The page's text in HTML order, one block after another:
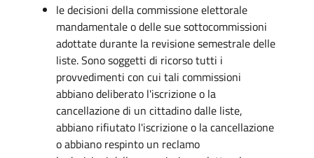
le decisioni della commissione elettorale
mandamentale o delle sue sottocommissioni
adottate durante la revisione semestrale delle
liste. Sono soggetti di ricorso tutti i
provvedimenti con cui tali commissioni
abbiano deliberato l'iscrizione o la
cancellazione di un cittadino dalle liste,
abbiano rifiutato l'iscrizione o la cancellazione
o abbiano respinto un reclamo